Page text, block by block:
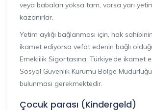
veya babaları yoksa tam, varsa yarı
kazanırlar.
Yetim aylığı bağlanması için, hak
ikamet ediyorsa vefat edenin bağlı
Emeklilik Sigortasına, Türkiye’de ikamet
Sosyal Güvenlik Kurumu Bölge
bulunması gerekmektedir.
Çocuk parası (Kindergeld)